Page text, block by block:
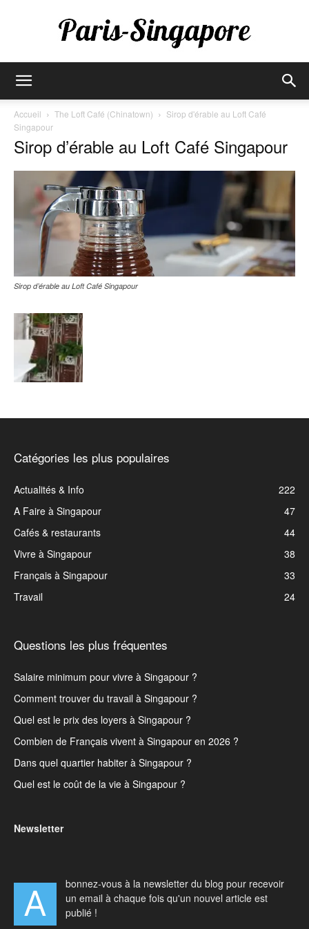
Singapore
Accueil The Loft Café (Chinatown)
Sirop d'érable au Loft Café
Singapour
Sirop d’érable au Loft Café Singapour
Sirop d’érable au Loft Café Singapour
Catégories les plus populaires
Actualités & Info
222
A Faire à Singapour
47
Cafés & restaurants
44
Vivre à Singapour
38
Français à Singapour
33
Travail
24
Questions les plus fréquentes
Salaire minimum pour vivre à Singapour ?
Comment trouver du travail à Singapour ?
Quel est le prix des loyers à Singapour ?
Combien de Français vivent à Singapour en 2026 ?
Dans quel quartier habiter à Singapour ?
Quel est le coût de la vie à Singapour ?
Newsletter
A
bonnez-vous à la newsletter du blog pour recevoir
un email à chaque fois qu'un nouvel article est
publié !